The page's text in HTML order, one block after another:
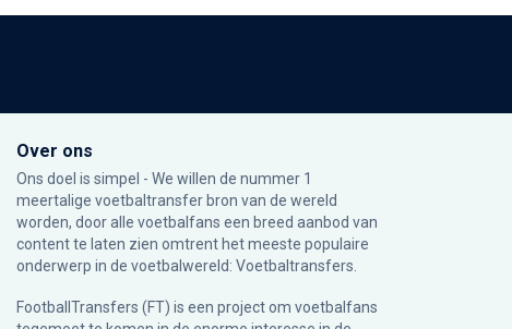
Over ons
Ons doel is simpel - We willen de nummer 1
meertalige voetbaltransfer bron van de wereld
worden, door alle voetbalfans een breed aanbod van
content te laten zien omtrent het meeste populaire
onderwerp in de voetbalwereld: Voetbaltransfers.
FootballTransfers (FT) is een project om voetbalfans